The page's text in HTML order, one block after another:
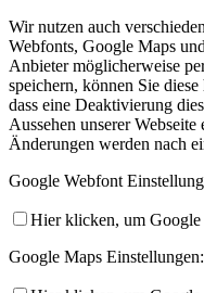
Wir nutzen auch
Webfonts, Google Maps
Anbieter möglicherweise
speichern, können Sie
dass eine Deaktivierung
Aussehen unserer
Änderungen werden nach
Google Webfont
Hier klicken, um Google
Google Maps Einstellungen: